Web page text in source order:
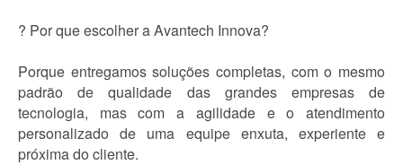
? Por que escolher a Avantech Innova?
Porque entregamos soluções completas, com o mesmo
padrão de qualidade das grandes empresas de
tecnologia, mas com a agilidade e o atendimento
personalizado de uma equipe enxuta, experiente e
próxima do cliente.